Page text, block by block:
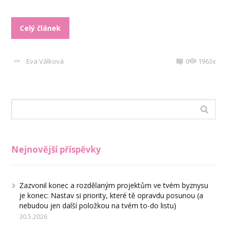
Celý článek
Eva Válková 0 1963x
Nejnovější příspěvky
Zazvonil konec a rozdělaným projektům ve tvém byznysu
je konec: Nastav si priority, které tě opravdu posunou (a
nebudou jen další položkou na tvém to-do listu)
30.5.2026